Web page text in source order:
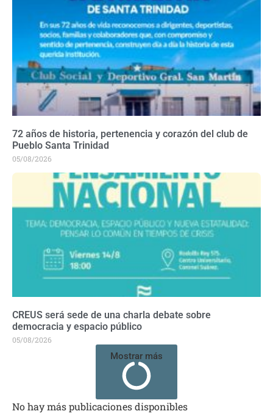
72 años de historia, pertenencia y corazón del club de
Pueblo Santa Trinidad
05/08/2026
CREUS será sede de una charla debate sobre
democracia y espacio público
05/08/2026
Mostrar más
No hay más publicaciones disponibles